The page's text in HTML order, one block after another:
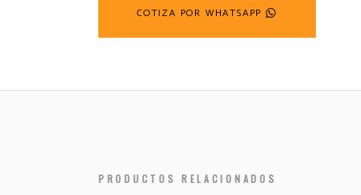
COTIZA POR WHATSAPP
PRODUCTOS RELACIONADOS